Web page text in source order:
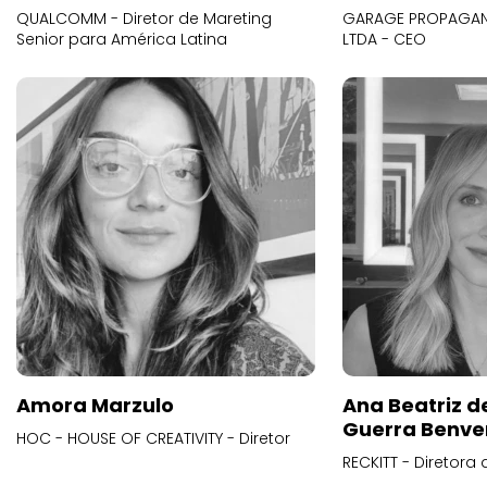
QUALCOMM - Diretor de Mareting
Senior para América Latina
GARAGE
LTDA - CEO
Amora Marzulo
HOC - HOUSE OF CREATIVITY - Diretor
Ana Beatriz
Guerra
RECKITT -